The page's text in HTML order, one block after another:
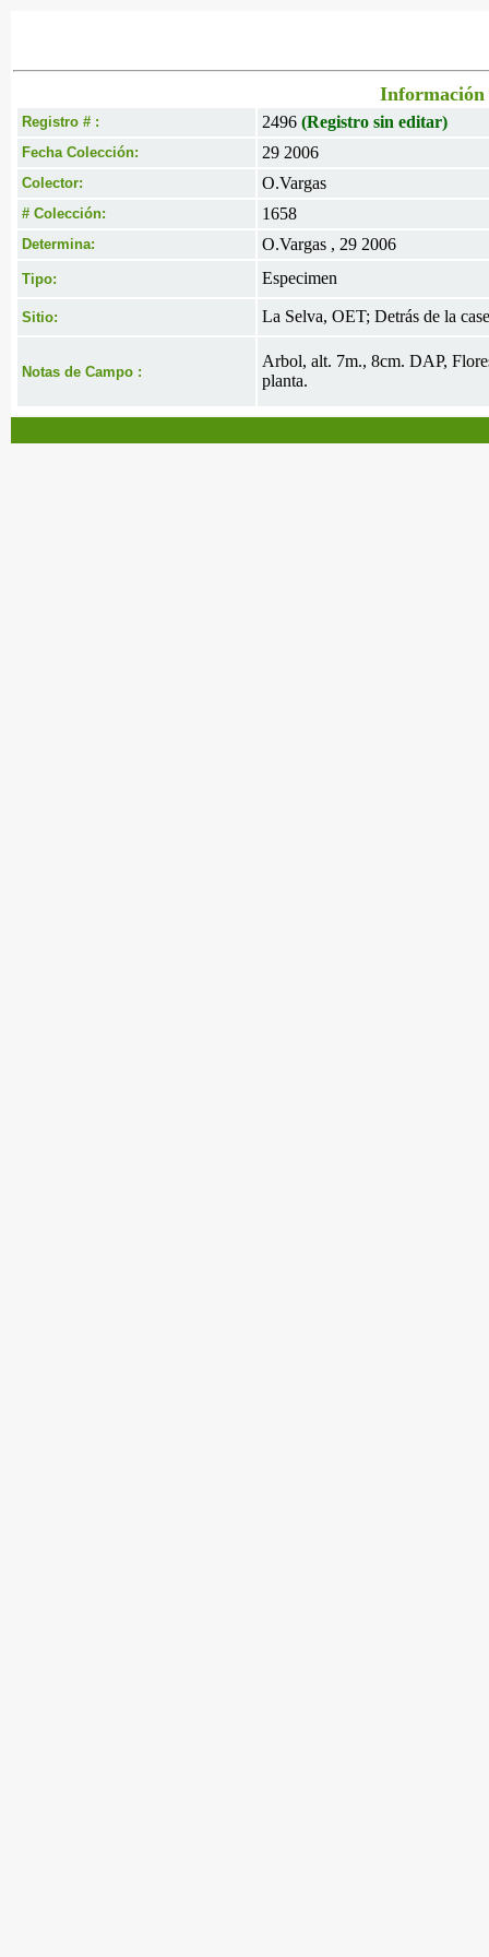
Información
Registro # : 2496 (Registro sin editar)
Fecha Colección: 29 2006
Colector: O.Vargas
# Colección: 1658
Determina: O.Vargas , 29 2006
Tipo: Especimen
Sitio: La Selva, OET; Detrás de la
Notas de Campo :
Arbol, alt. 7m., 8cm. DAP,
planta.